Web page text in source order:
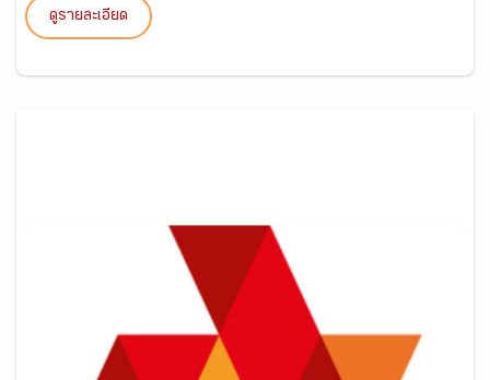
ดูรายละเอียด